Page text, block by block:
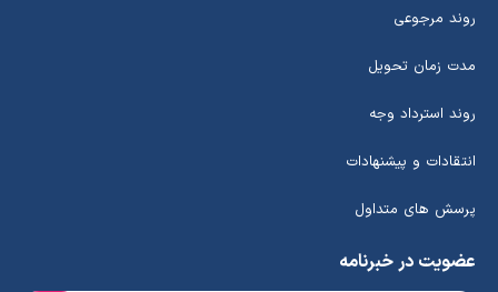
روند مرجوعی
مدت زمان تحویل
روند استرداد وجه
انتقادات و پیشنهادات
پرسش های متداول
عضویت در خبرنامه